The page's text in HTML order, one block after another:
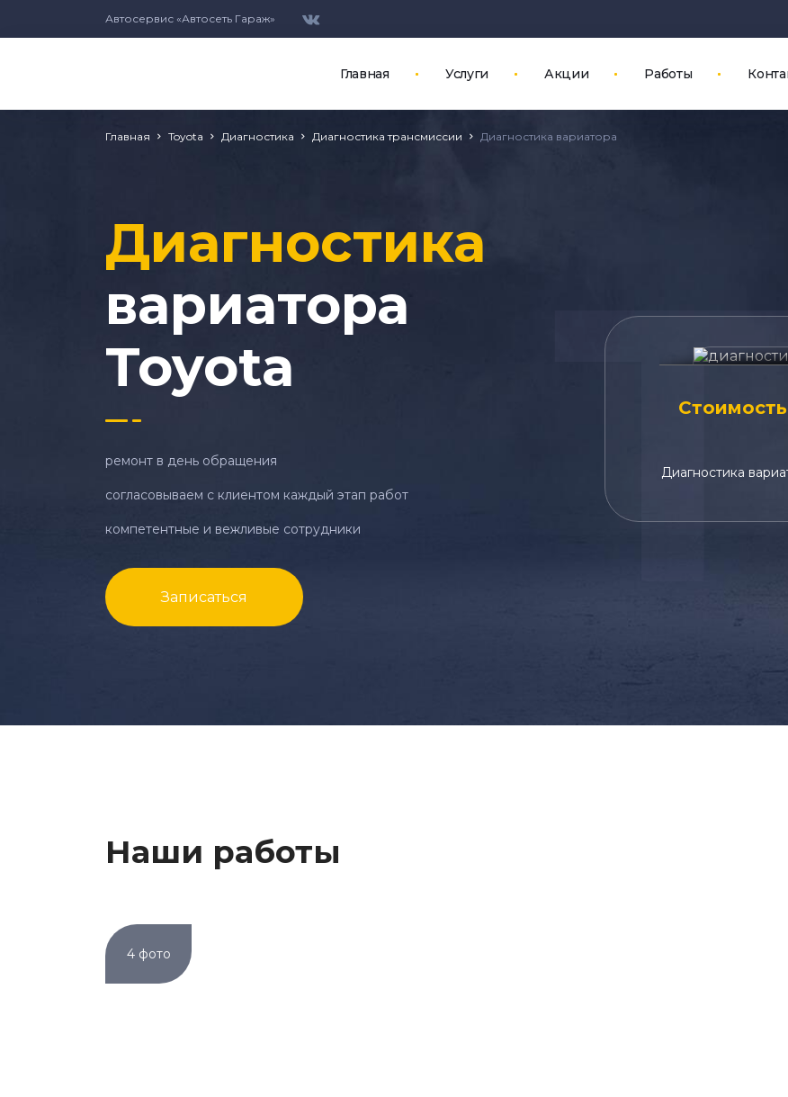
Автосервис «Автосеть Гараж»
Главная Услуги Акции Работы
Главная Toyota Диагностика Диагностика трансмиссии Диагностика вариатора
Диагностика
вариатора
Toyota
ремонт в день обращения
согласовываем с клиентом каждый этап работ
компетентные и вежливые сотрудники
Записаться
Диагностика
Наши работы
4 фото